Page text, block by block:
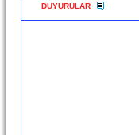
DUYURULAR